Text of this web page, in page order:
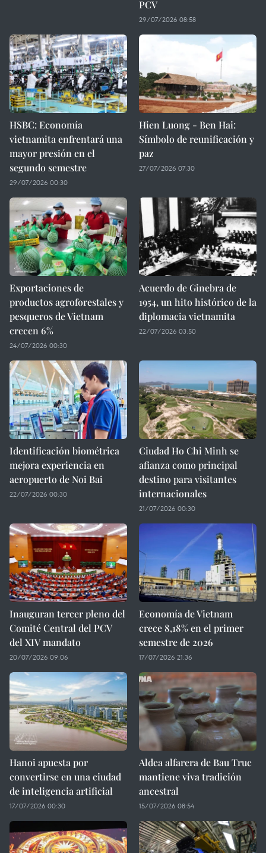
PCV
29/07/2026 08:58
HSBC: Economía
vietnamita enfrentará una
mayor presión en el
segundo semestre
29/07/2026 00:30
Hien Luong - Ben Hai:
Símbolo de reunificación y
paz
27/07/2026 07:30
Exportaciones de
productos agroforestales y
pesqueros de Vietnam
crecen 6%
24/07/2026 00:30
Acuerdo de Ginebra de
1954, un hito histórico de la
diplomacia vietnamita
22/07/2026 03:50
Identificación biométrica
mejora experiencia en
aeropuerto de Noi Bai
22/07/2026 00:30
Ciudad Ho Chi Minh se
afianza como principal
destino para visitantes
internacionales
21/07/2026 00:30
Inauguran tercer pleno del
Comité Central del PCV
del XIV mandato
20/07/2026 09:06
Economía de Vietnam
crece 8,18% en el primer
semestre de 2026
17/07/2026 21:36
Hanoi apuesta por
convertirse en una ciudad
de inteligencia artificial
17/07/2026 00:30
Aldea alfarera de Bau Truc
mantiene viva tradición
ancestral
15/07/2026 08:54